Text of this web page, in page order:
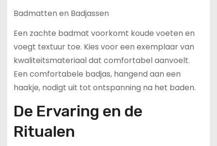
Badmatten en Badjassen
Een zachte badmat voorkomt koude voeten en
voegt textuur toe. Kies voor een exemplaar van
kwaliteitsmateriaal dat comfortabel aanvoelt.
Een comfortabele badjas, hangend aan een
haakje, nodigt uit tot ontspanning na het baden.
De Ervaring en de
Ritualen